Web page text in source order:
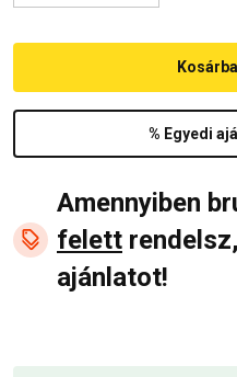
% Egyedi
Amennyiben
felett
ajánlatot!